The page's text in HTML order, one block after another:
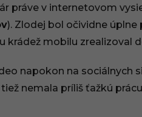
1
0
práve v internetovom
). Zlodej bol očividne úplne
krádež mobilu zrealizoval
napokon na sociálnych
tiež nemala príliš ťažkú